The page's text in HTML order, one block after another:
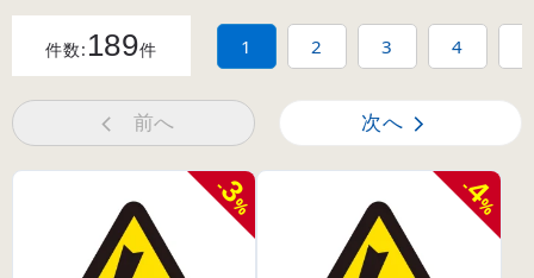
件数: 189件 1 2 3 4
前へ 次へ
-
3
%
-
4
%